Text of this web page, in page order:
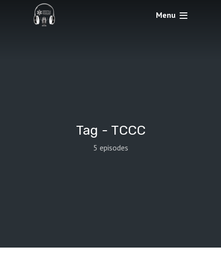
Menu
Tag - TCCC
5 episodes